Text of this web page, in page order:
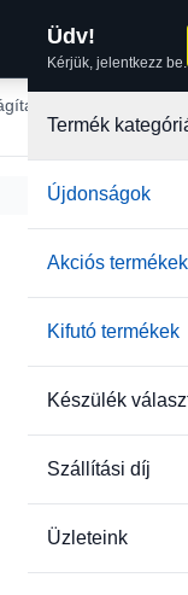
Üdv!
Kérjük, jelentkezz be.
Termék
Újdonságok
Akciós termékek
Kifutó termékek
Készülék
Szállítási díj
Üzleteink